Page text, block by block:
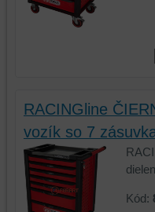
RACINGline
vozík so 7
Kód: